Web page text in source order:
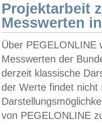
Projektarbeit
Messwerten
Über PEGELONLINE
Messwerten der
derzeit klassische
der Werte findet
von PEGELONLINE